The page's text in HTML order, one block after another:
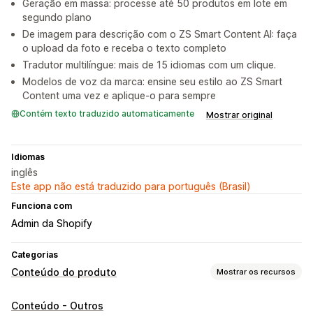
Geração em massa: processe até 50 produtos em lote em
segundo plano
De imagem para descrição com o ZS Smart Content AI: faça
o upload da foto e receba o texto completo
Tradutor multilíngue: mais de 15 idiomas com um clique.
Modelos de voz da marca: ensine seu estilo ao ZS Smart
Content uma vez e aplique-o para sempre
Contém texto traduzido automaticamente Mostrar original
Idiomas
inglês
Este app não está traduzido para português (Brasil)
Funciona com
Admin da Shopify
Categorias
Conteúdo do produto Mostrar os recursos
Tipos de conteúdo
Conteúdo - Outros